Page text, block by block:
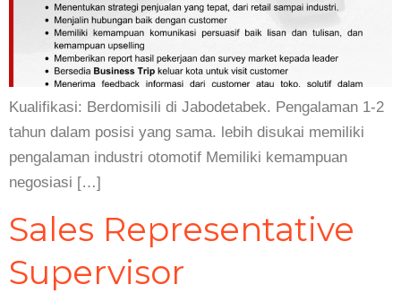
Kualifikasi: Berdomisili di Jabodetabek. Pengalaman 1-2
tahun dalam posisi yang sama. lebih disukai memiliki
pengalaman industri otomotif Memiliki kemampuan
negosiasi […]
Sales Representative
Supervisor